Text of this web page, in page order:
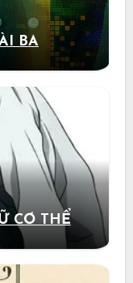
BA
CƠ THỂ